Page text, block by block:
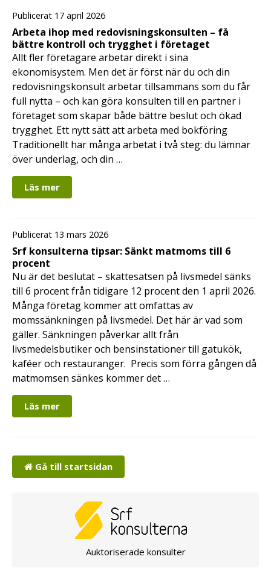
Publicerat 17 april 2026
Arbeta ihop med redovisningskonsulten – få
bättre kontroll och trygghet i företaget
Allt fler företagare arbetar direkt i sina
ekonomisystem. Men det är först när du och din
redovisningskonsult arbetar tillsammans som du får
full nytta – och kan göra konsulten till en partner i
företaget som skapar både bättre beslut och ökad
trygghet. Ett nytt sätt att arbeta med bokföring
Traditionellt har många arbetat i två steg: du lämnar
över underlag, och din …
Läs mer
Publicerat 13 mars 2026
Srf konsulterna tipsar: Sänkt matmoms till 6
procent
Nu är det beslutat – skattesatsen på livsmedel sänks
till 6 procent från tidigare 12 procent den 1 april 2026.
Många företag kommer att omfattas av
momssänkningen på livsmedel. Det här är vad som
gäller. Sänkningen påverkar allt från
livsmedelsbutiker och bensinstationer till gatukök,
kaféer och restauranger. Precis som förra gången då
matmomsen sänkes kommer det …
Läs mer
Gå till startsidan
Auktoriserade konsulter